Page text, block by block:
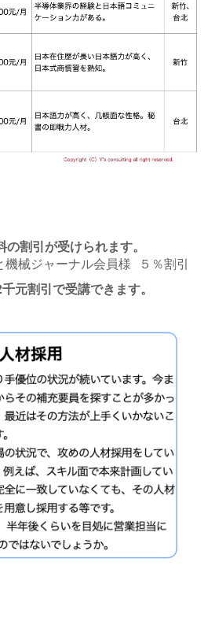
割引が受けられます。
械ジャーナル会員様 ５％割引
元割引で受講できます。